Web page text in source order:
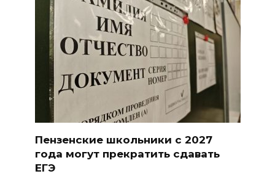
Пензенские школьники с 2027
года могут прекратить сдавать
ЕГЭ